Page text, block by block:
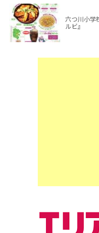
六つ川小学
ルビ』